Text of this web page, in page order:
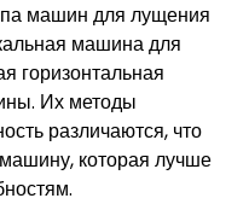
машин для лущения
машина для
горизонтальная
Их методы
различаются, что
которая лучше